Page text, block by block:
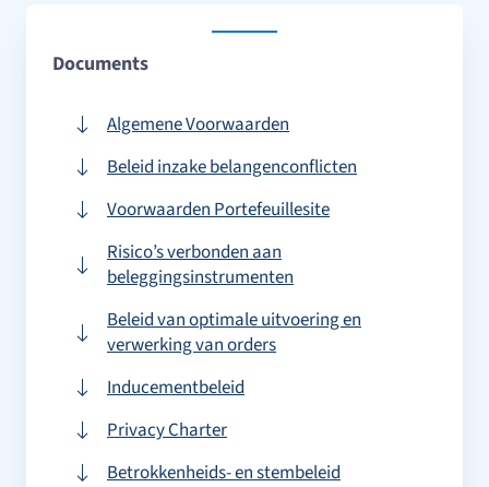
Documents
Algemene Voorwaarden
Beleid inzake belangenconflicten
Voorwaarden Portefeuillesite
Risico’s verbonden aan
beleggingsinstrumenten
Beleid van optimale uitvoering en
verwerking van orders
Inducementbeleid
Privacy Charter
Betrokkenheids- en stembeleid